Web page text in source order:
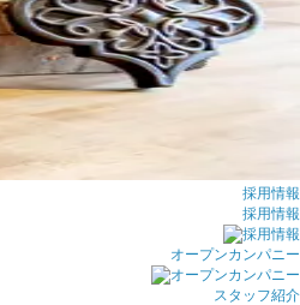
採用情報
採用情報
オープンカンパニー
スタッフ紹介